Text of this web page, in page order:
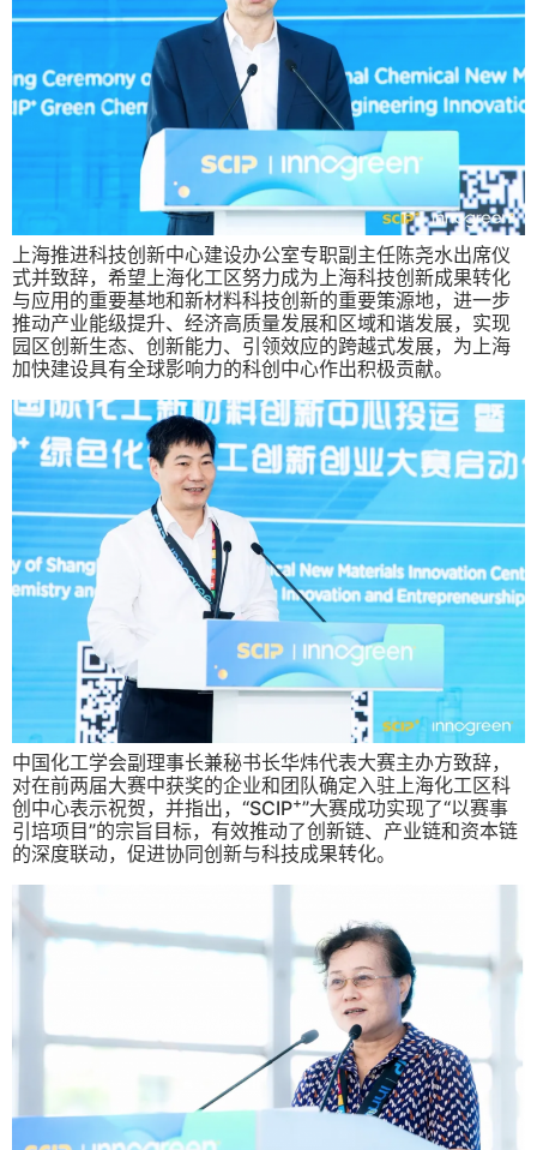
上海推进科技创新中心建设办公室专职副主任陈尧水出席仪
式并致辞，希望上海化工区努力成为上海科技创新成果转化
与应用的重要基地和新材料科技创新的重要策源地，进一步
推动产业能级提升、经济高质量发展和区域和谐发展，实现
园区创新生态、创新能力、引领效应的跨越式发展，为上海
加快建设具有全球影响力的科创中心作出积极贡献。
中国化工学会副理事长兼秘书长华炜代表大赛主办方致辞，
对在前两届大赛中获奖的企业和团队确定入驻上海化工区科
创中心表示祝贺，并指出，“SCIP+”大赛成功实现了“以赛事
引培项目”的宗旨目标，有效推动了创新链、产业链和资本链
的深度联动，促进协同创新与科技成果转化。